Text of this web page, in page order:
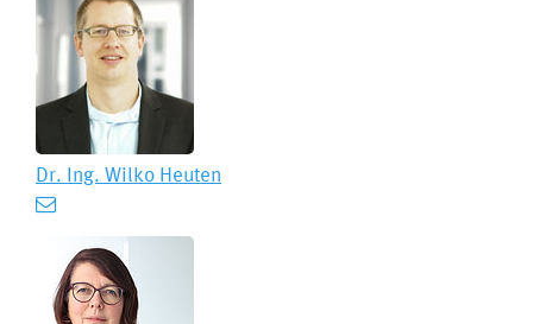
Dr. Ing. Wilko Heuten